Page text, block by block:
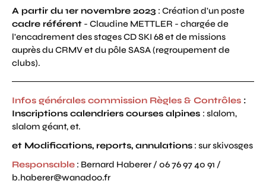
A partir du 1er novembre 2023 : Création d'un poste
cadre référent - Claudine METTLER - chargée de
l'encadrement des stages CD SKI 68 et de missions
auprès du CRMV et du pôle SASA (regroupement de
clubs).
Infos générales commission Règles & Contrôles :
Inscriptions calendriers courses alpines : slalom,
slalom géant, et.
et Modifications, reports, annulations : sur skivosges
Responsable : Bernard Haberer / 06 76 97 40 91 /
b.haberer@wanadoo.fr